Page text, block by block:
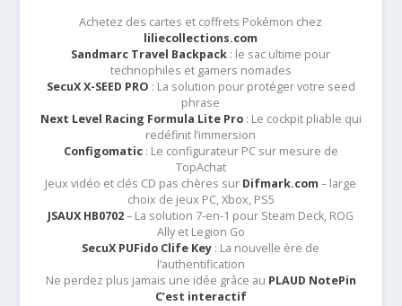
Achetez des cartes et coffrets Pokémon chez
liliecollections.com
Sandmarc Travel Backpack : le sac ultime pour
technophiles et gamers nomades
SecuX X-SEED PRO : La solution pour protéger votre seed
phrase
Next Level Racing Formula Lite Pro: Le cockpit pliable qui
redéfinit l’immersion
Configomatic: Le configurateur PC sur mesure de
TopAchat
Jeux vidéo et clés CD pas chères sur Difmark.com – large
choix de jeux PC, Xbox, PS5
JSAUX HB0702– La solution 7-en-1 pour Steam Deck, ROG
Ally et Legion Go
SecuX PUFido Clife Key : La nouvelle ère de
l’authentification
Ne perdez plus jamais une idée grâce au PLAUD NotePin
C’est interactif